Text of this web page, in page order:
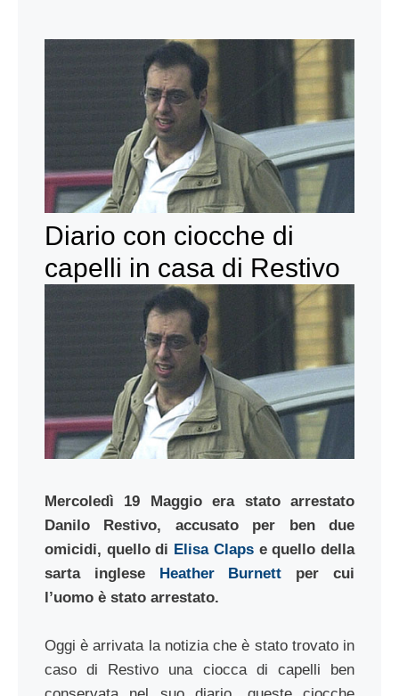
Diario con ciocche di
capelli in casa di Restivo
Mercoledì 19 Maggio era stato arrestato
Danilo Restivo, accusato per ben due
omicidi, quello di Elisa Clapse quello della
sarta inglese Heather Burnett per cui
l’uomo è stato arrestato.
Oggi è arrivata la notizia che è stato trovato in
caso di Restivo una ciocca di capelli ben